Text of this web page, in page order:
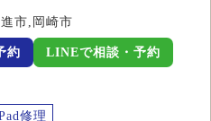
市,岡崎市
約 LINEで相談・予約
修理